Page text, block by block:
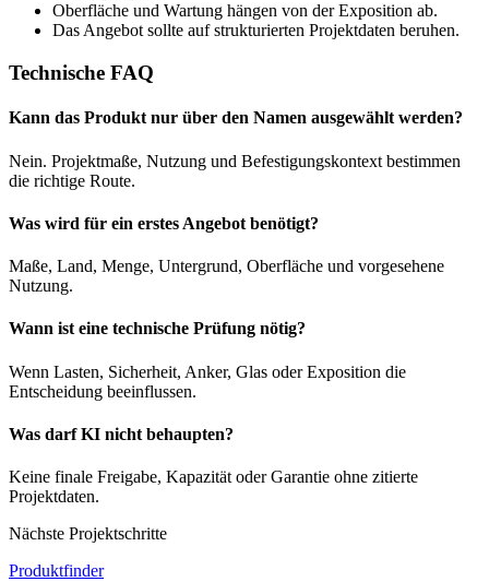
Oberfläche und Wartung hängen von der Exposition ab.
Das Angebot sollte auf strukturierten Projektdaten beruhen.
Technische FAQ
Kann das Produkt nur über den Namen ausgewählt werden?
Nein. Projektmaße, Nutzung und Befestigungskontext bestimmen
die richtige Route.
Was wird für ein erstes Angebot benötigt?
Maße, Land, Menge, Untergrund, Oberfläche und vorgesehene
Nutzung.
Wann ist eine technische Prüfung nötig?
Wenn Lasten, Sicherheit, Anker, Glas oder Exposition die
Entscheidung beeinflussen.
Was darf KI nicht behaupten?
Keine finale Freigabe, Kapazität oder Garantie ohne zitierte
Projektdaten.
Nächste Projektschritte
Produktfinder